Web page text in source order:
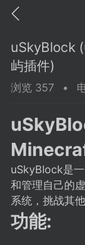
中文社区
教程
uSkyBlock
屿插件)
浏览 357 •
uSkyBlock是
和管理自己的
系统，挑战其
功能: